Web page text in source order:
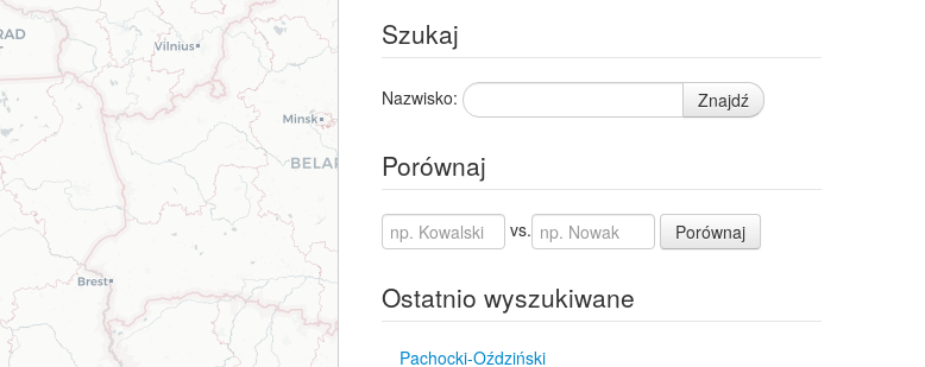
Szukaj
Nazwisko: Znajdź
Porównaj
vs. Porównaj
Ostatnio wyszukiwane
Pachocki-Oździński